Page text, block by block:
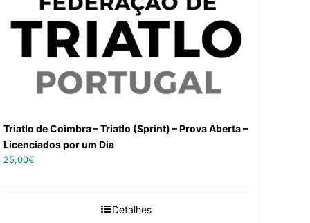
Triatlo de Coimbra – Triatlo (Sprint) – Prova Aberta –
Licenciados por um Dia
25,00€
Detalhes